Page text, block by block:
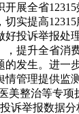
开展全省
切实提高
好投诉举报处
，提升全省消
的发生。进一
情管理提供监
美整治等专项
诉举报数据